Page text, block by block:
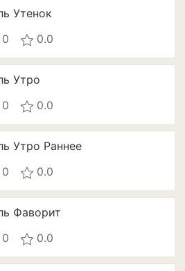
Утенок
0 0.0
Утро
0 0.0
Утро Раннее
0 0.0
Фаворит
0 0.0